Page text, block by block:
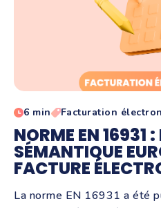
6 min Facturation
NORME EN 16931 :
SÉMANTIQUE
FACTURE
La norme EN 16931 a été